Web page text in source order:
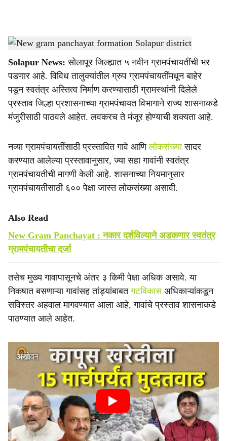
a
r
e
New gram panchayat formation Solapur district-Agrowon
Solapur News: सोलापूर जिल्ह्यात ५ नवीन ग्रामपंचायतींची भर
पडणार आहे. विविध तालुक्यांतील ग्रुप ग्रामपंचायतींमधून बाहेर
पडून स्वतंत्र अस्तित्व निर्माण करण्यासाठी ग्रामस्थांनी दिलेले
प्रस्ताव जिल्हा प्रशासनाच्या ग्रामपंचायत विभागाने राज्य शासनाकडे
मंजुरीसाठी पाठवले आहेत. लवकरच ते मंजूर होण्याची शक्यता आहे.
नव्या ग्रामपंचायतींसाठी प्रस्तावित गावे आणिलोकसंख्यासादर
करण्यात आलेल्या प्रस्तावानुसार, ज्या सहा गावांनी स्वतंत्र
ग्रामपंचायतीची मागणी केली आहे. शासनाच्या नियमानुसार
ग्रामपंचायतीसाठी ६०० पेक्षा जास्त लोकसंख्या असावी.
Also Read
New Gram Panchayat : नकार दर्शविल्याने अडकणार स्वतंत्र
ग्रामपंचायतीचा दर्जा
तसेच मुख्य गावापासूनचे अंतर ३ किमी पेक्षा अधिक असावे. या
निकषात बसणाऱ्या गावांसह तांड्यांबाबतगटविकासअधिकाऱ्यांकडून
सविस्तर अहवाल मागवण्यात आला आहे, गावांचे प्रस्ताव शासनाकडे
पाठण्यात आले आहेत.